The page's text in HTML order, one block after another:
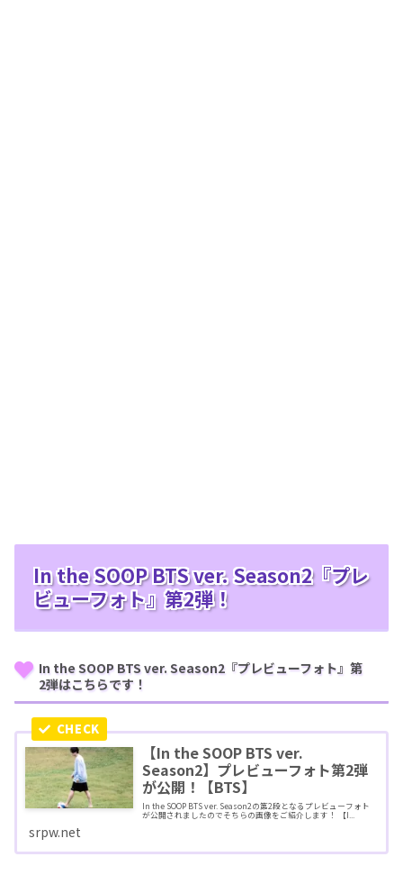
In the SOOP BTS ver. Season2『プレ
ビューフォト』第2弾！
In the SOOP BTS ver. Season2『プレビューフォト』第
2弾はこちらです！
【In the SOOP BTS ver.
Season2】プレビューフォト第2弾
が公開！【BTS】
In the SOOP BTS ver. Season2の第2段となるプレビューフォト
が公開されましたのでそちらの画像をご紹介します！ 【I...
srpw.net